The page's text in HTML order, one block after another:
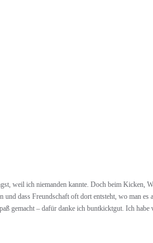
weil ich niemanden kannte. Doch beim Kicken,
und dass Freundschaft oft dort entsteht, wo man
gemacht – dafür danke ich buntkicktgut. Ich habe